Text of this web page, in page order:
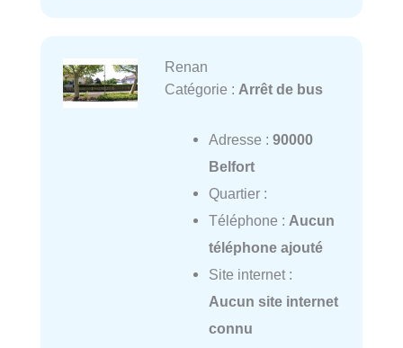
Renan
Catégorie : Arrêt de bus
Adresse : 90000
Belfort
Quartier :
Téléphone : Aucun
téléphone ajouté
Site internet :
Aucun site internet
connu